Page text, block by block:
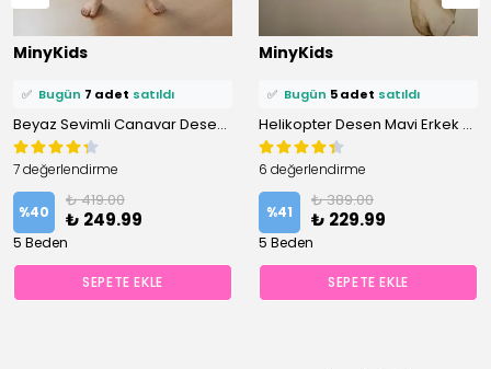
MinyKids
⭐️ Bu ürünü19 kişifavoriledi!
14 kişi
✅ Bugün 7 adet satıldı
Beyaz Sevimli Canavar Desen Erkek Çocuk Atlet Boxer Takım
7 değerlendirme
%40
₺ 419.00
₺ 249.99
5 Beden
SEPETE EKLE
MinyKids
⭐️ Bu ürünü10 kişifavoriledi!
8 kişi
✅ Bugün 5 adet satıldı
Helikopter Desen Mavi Erkek Çocuk Atlet Boxer Takım
6 değerlendirme
%41
₺ 389.00
₺ 229.99
5 Beden
SEPETE EKLE